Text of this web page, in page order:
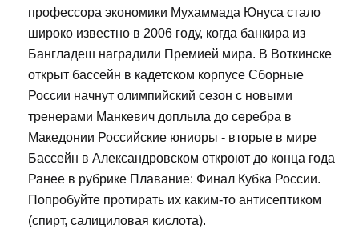
профессора экономики Мухаммада Юнуса стало
широко известно в 2006 году, когда банкира из
Бангладеш наградили Премией мира. В Воткинске
открыт бассейн в кадетском корпусе Сборные
России начнут олимпийский сезон с новыми
тренерами Манкевич доплыла до серебра в
Македонии Российские юниоры - вторые в мире
Бассейн в Александровском откроют до конца года
Ранее в рубрике Плавание: Финал Кубка России.
Попробуйте протирать их каким-то антисептиком
(спирт, салициловая кислота).